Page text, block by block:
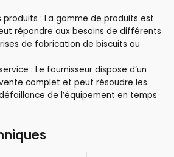
produits : La gamme de produits est
répondre aux besoins de différents
de fabrication de biscuits au
: Le fournisseur dispose d’un
complet et peut résoudre les
de l’équipement en temps